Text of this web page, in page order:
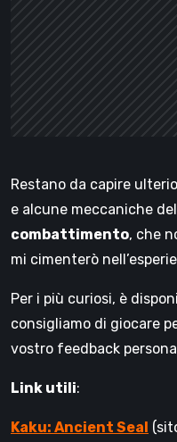
Restano da capire
e alcune meccaniche del
combattimento, che
mi cimenterò
Per i più curiosi, è
consigliamo di giocare
vostro feedback
Link utili:
Kaku: Ancient Seal